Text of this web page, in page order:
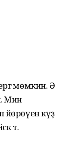
мөмкин. Ә
Мин
йөрөүен күҙ
тә.